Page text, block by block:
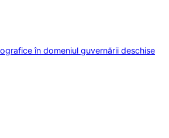
în domeniul guvernării deschise